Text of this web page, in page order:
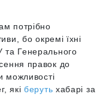
потрібно
бо окремі їхні
Генерального
правок до
можливості
якіберуть хабарі за